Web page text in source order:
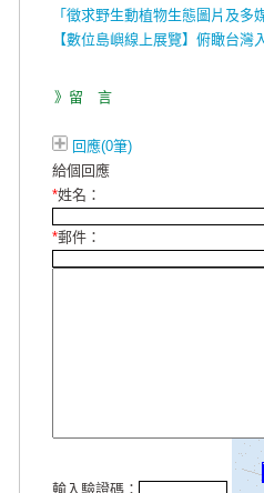
「徵求野生動植物生態圖片及多
【數位島嶼線上展覽】俯瞰台灣
》留 言
回應(0筆)
給個回應
*姓名：
*郵件：
輸入驗證碼：